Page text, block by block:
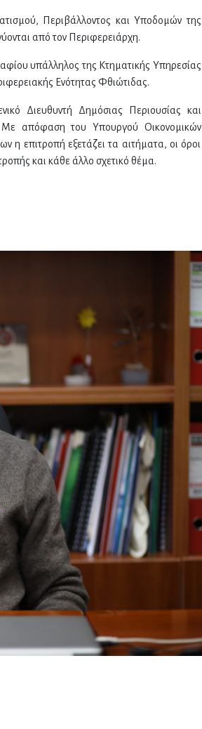
Περιβάλλοντος και Υποδομών της
από τον Περιφερειάρχη.
υπάλληλος της Κτηματικής Υπηρεσίας
Ενότητας Φθιώτιδας.
Διευθυντή Δημόσιας Περιουσίας και
Με απόφαση του Υπουργού Οικονομικών
η επιτροπή εξετάζει τα αιτήματα, οι όροι
και κάθε άλλο σχετικό θέμα.